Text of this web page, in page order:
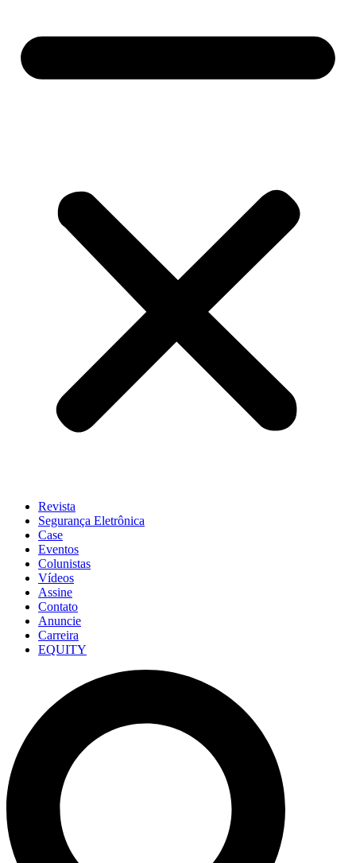
Revista
Segurança Eletrônica
Case
Eventos
Colunistas
Vídeos
Assine
Contato
Anuncie
Carreira
EQUITY